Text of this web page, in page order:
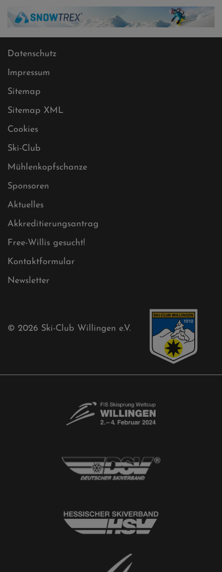
Datenschutz
Impressum
Sitemap
Sitemap XML
Cookies
Ski-Club
Mühlenkopfschanze
Kontaktformular